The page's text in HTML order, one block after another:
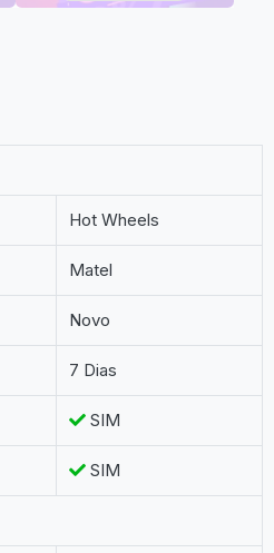
Hot Wheels
Matel
Novo
7 Dias
SIM
SIM